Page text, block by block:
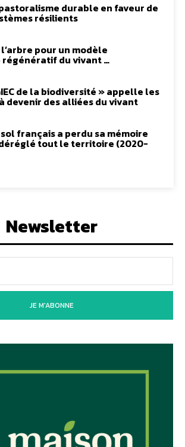
durable en faveur de
résilients
l’arbre pour un modèle
régénératif du vivant …
de la biodiversité » appelle les
devenir des alliées du vivant
français a perdu sa mémoire
tout le territoire (2020-
Newsletter
JE M'ABONNE